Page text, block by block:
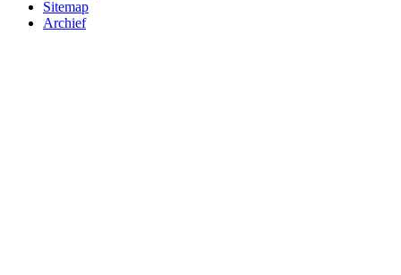
Sitemap
Archief